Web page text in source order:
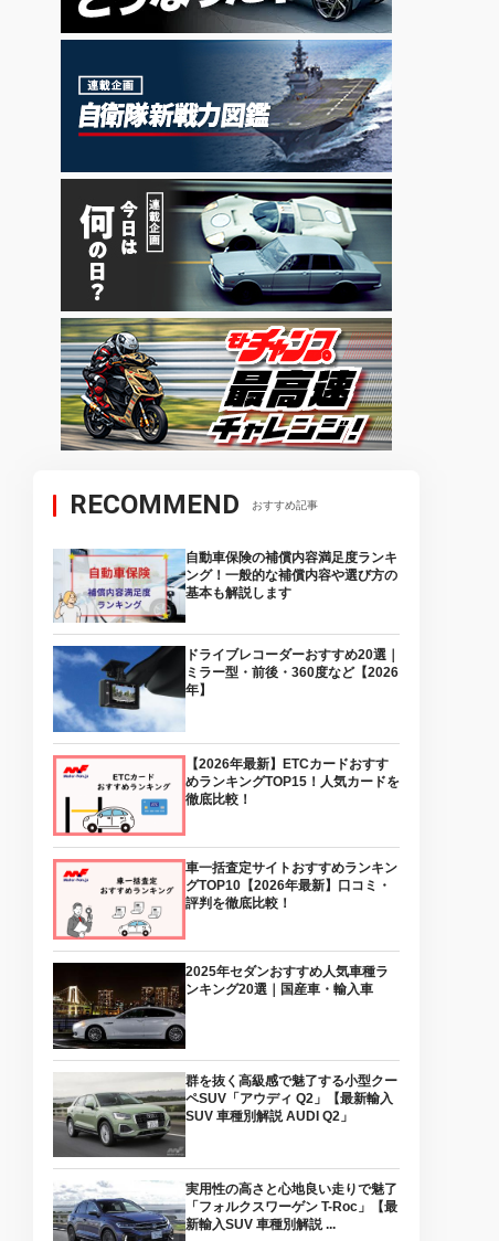
RECOMMEND おすすめ記事
自動車保険の補償内容満足度ランキ
ング！一般的な補償内容や選び方の
基本も解説します
ドライブレコーダーおすすめ20選｜
ミラー型・前後・360度など【2026
年】
【2026年最新】ETCカードおすす
めランキングTOP15！人気カードを
徹底比較！
車一括査定サイトおすすめランキン
グTOP10【2026年最新】口コミ・
評判を徹底比較！
2025年セダンおすすめ人気車種ラ
ンキング20選｜国産車・輸入車
群を抜く高級感で魅了する小型クー
ペSUV「アウディ Q2」【最新輸入
SUV 車種別解説 AUDI Q2」
実用性の高さと心地良い走りで魅了
「フォルクスワーゲン T-Roc」【最
新輸入SUV 車種別解説 ...